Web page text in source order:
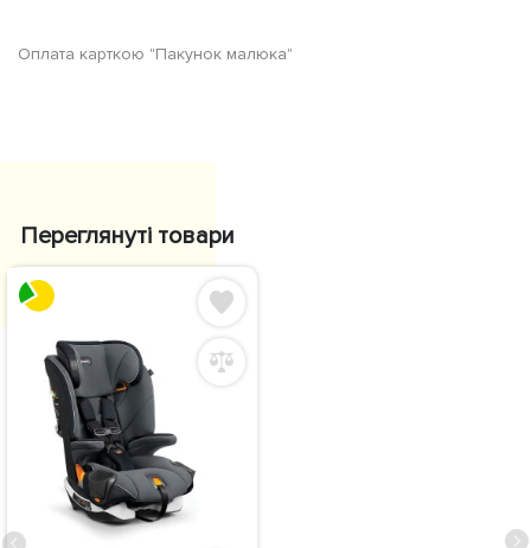
Оплата карткою "Пакунок малюка"
Переглянуті товари